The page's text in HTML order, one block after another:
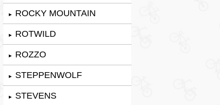
► ROCKY MOUNTAIN
► ROTWILD
► ROZZO
► STEPPENWOLF
► STEVENS